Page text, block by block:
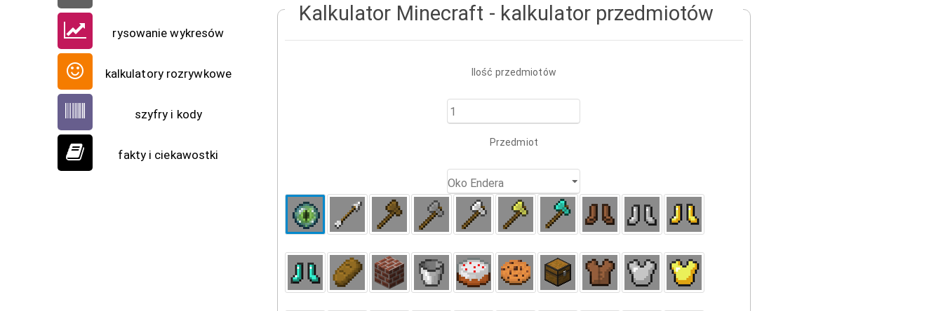
rysowanie wykresów
kalkulatory rozrywkowe
szyfry i kody
fakty i ciekawostki
Kalkulator Minecraft - kalkulator przedmiotów
Ilość przedmiotów
Przedmiot